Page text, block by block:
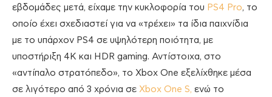
εβδομάδες μετά, είχαμε την κυκλοφορία του PS4 Pro, το
οποίο έχει σχεδιαστεί για να «τρέχει» τα ίδια παιχνίδια
με το υπάρχον PS4 σε υψηλότερη ποιότητα, με
υποστήριξη 4Κ και HDR gaming. Αντίστοιχα, στο
«αντίπαλο στρατόπεδο», το Xbox One εξελίχθηκε μέσα
σε λιγότερο από 3 χρόνια σε Xbox One S, ενώ το